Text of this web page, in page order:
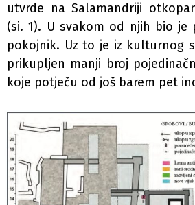
utvrde na Salamandriji
(si. 1). U svakom od njih bio je
pokojnik. Uz to je iz kulturnog
prikupljen manji broj
koje potječu od još barem pet